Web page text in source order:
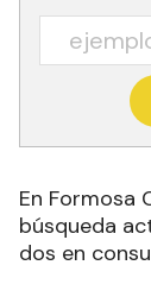
En Formosa
búsqueda
dos en